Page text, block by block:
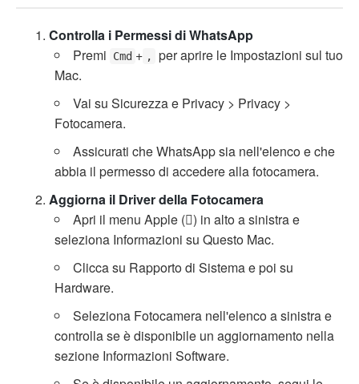
Controlla i Permessi di WhatsApp
Premi
Cmd + ,
per aprire le Impostazioni sul tuo
Mac.
Vai su Sicurezza e Privacy > Privacy >
Fotocamera.
Assicurati che WhatsApp sia nell'elenco e che
abbia il permesso di accedere alla fotocamera.
Aggiorna il Driver della Fotocamera
Apri il menu Apple () in alto a sinistra e
seleziona Informazioni su Questo Mac.
Clicca su Rapporto di Sistema e poi su
Hardware.
Seleziona Fotocamera nell'elenco a sinistra e
controlla se è disponibile un aggiornamento nella
sezione Informazioni Software.